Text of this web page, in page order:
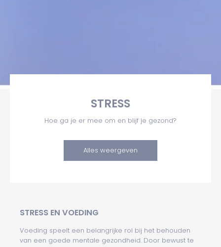
STRESS
Hoe ga je er mee om en blijf je gezond?
Alles weergeven
STRESS EN VOEDING
Voeding speelt een belangrijke rol bij het behouden
van een goede mentale gezondheid. Door bewust te